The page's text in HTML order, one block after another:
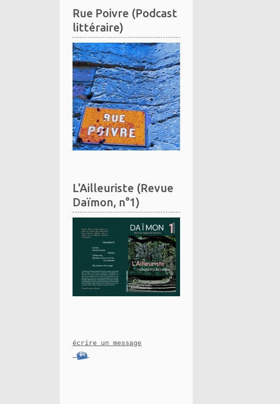
Rue Poivre (Podcast
littéraire)
L'Ailleuriste (Revue
Daïmon, n°1)
écrire un message